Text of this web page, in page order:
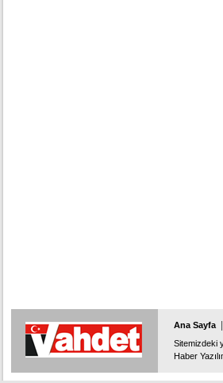
Ana Sayfa
Sitemizdeki
Haber